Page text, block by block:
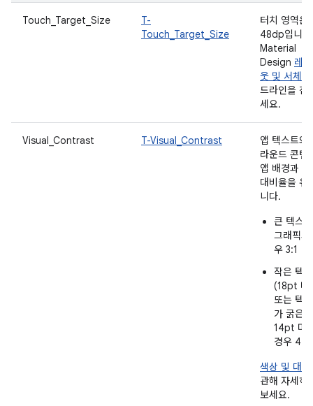
Touch_Target_Size
T-
Touch_Target_Size
터치 영역은
48dp입니
Material
Design 레
웃 및 서체
드라인을 참
세요.
Visual_Contrast T-Visual_Contrast
앱 텍스트와
라운드 콘텐
앱 배경과 다
대비율을 유
니다.
큰 텍스
그래픽의
우 3:1
작은 텍
(18pt 미
또는 텍
가 굵은
14pt 미
경우
색상 및 대비
관해 자세히
보세요.